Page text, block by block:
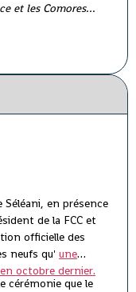
et les Comores...
Séléani, en présence
de la FCC et
officielle des
neufs qu' une
octobre dernier.
cérémonie que le